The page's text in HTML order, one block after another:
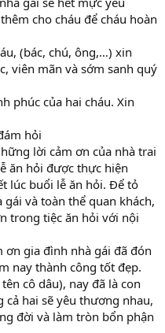
cho cháu để cháu hoàn
(bác, chú, ông,…) xin
viên mãn và sớm sanh quý
phúc của hai cháu. Xin
hỏi
lời cảm ơn của nhà trai
ăn hỏi được thực hiện
lúc buổi lễ ăn hỏi. Để tỏ
và toàn thể quan khách,
trong tiệc ăn hỏi với nội
ơn gia đình nhà gái đã đón
nay thành công tốt đẹp.
cô dâu), nay đã là con
hai sẽ yêu thương nhau,
đời và làm tròn bổn phận